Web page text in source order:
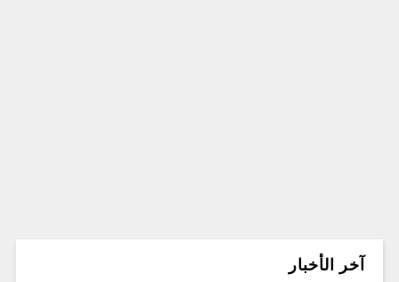
آخر الأخبار